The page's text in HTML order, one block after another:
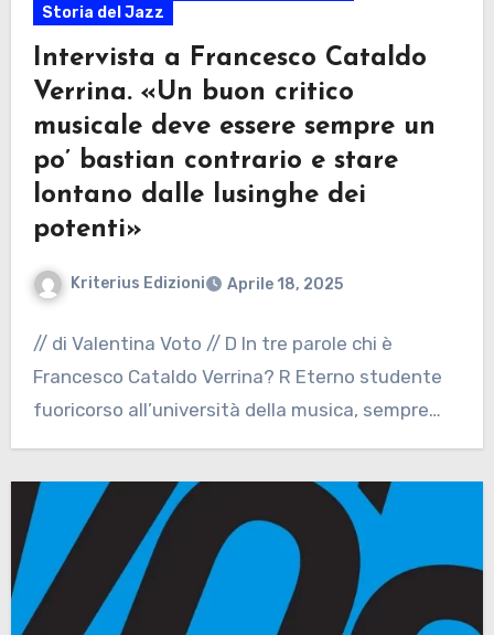
Storia del Jazz
Intervista a Francesco Cataldo
Verrina. «Un buon critico
musicale deve essere sempre un
po’ bastian contrario e stare
lontano dalle lusinghe dei
potenti»
Kriterius Edizioni Aprile 18, 2025
// di Valentina Voto // D In tre parole chi è
Francesco Cataldo Verrina? R Eterno studente
fuoricorso all’università della musica, sempre…